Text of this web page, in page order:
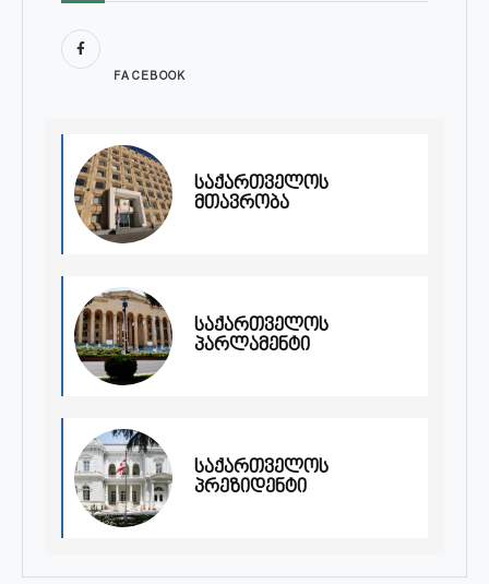
FACEBOOK
საქართველოს
მთავრობა
საქართველოს
პარლამენტი
საქართველოს
პრეზიდენტი